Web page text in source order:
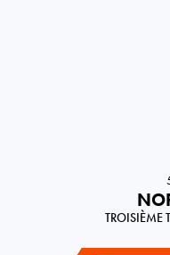
TROISIÈME